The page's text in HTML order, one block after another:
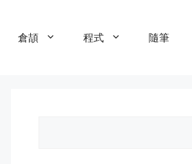
倉頡 程式 隨筆